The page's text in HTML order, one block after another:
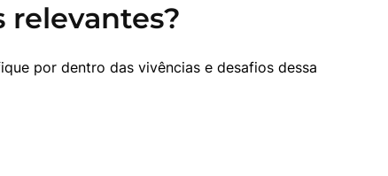
relevantes?
por dentro das vivências e desafios dessa